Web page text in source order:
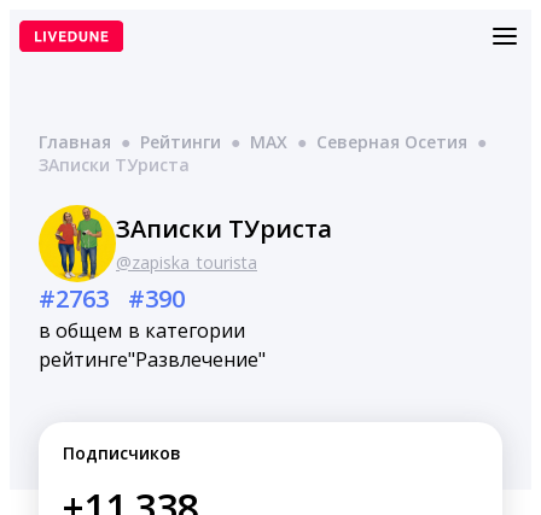
Перейти
Главная ● Рейтинги ● MAX ● Северная Осетия ●
ЗАписки ТУриста
ЗАписки ТУриста
@zapiska_tourista
#2763
в общем
рейтинге
#390
в категории
"Развлечение"
Подписчиков